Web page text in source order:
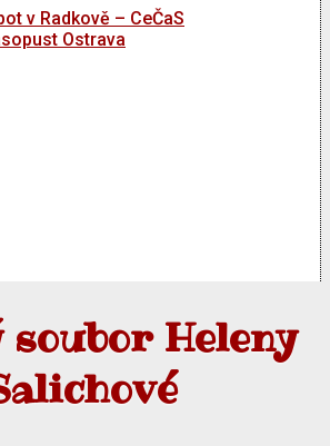
v Radkově – CeČaS
Ostrava
soubor Heleny